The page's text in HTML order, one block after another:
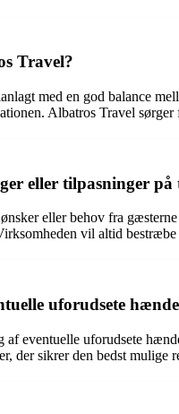
Travel?
med en god balance
Albatros Travel
eller tilpasninger på
eller behov fra
vil altid
uforudsete
eventuelle uforudsete
der sikrer den bedst